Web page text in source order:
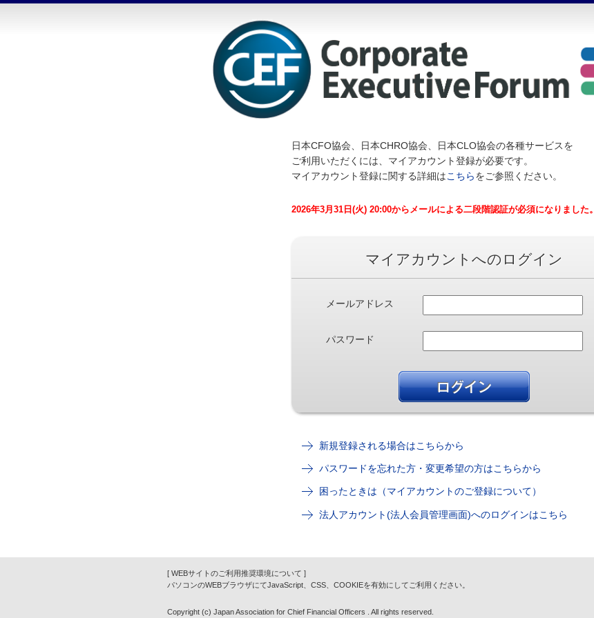
日本CFO協会、日本CHRO協会、日本CLO協会の各種サービスを
ご利用いただくには、マイアカウント登録が必要です。
マイアカウント登録に関する詳細はこちらをご参照ください。
2026年3月31日(火) 20:00からメールによる二段階認証が必須になりました。
マイアカウントへのログイン
メールアドレス
パスワード
新規登録される場合はこちらから
パスワードを忘れた方・変更希望の方はこちらから
困ったときは（マイアカウントのご登録について）
法人アカウント(法人会員管理画面)へのログインはこちら
[ WEBサイトのご利用推奨環境について ]
パソコンのWEBブラウザにてJavaScript、CSS、COOKIEを有効にしてご利用ください。
Copyright (c) Japan Association for Chief Financial Officers . All rights reserved.